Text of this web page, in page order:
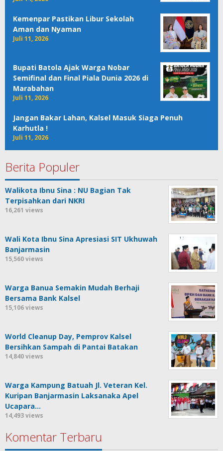
Kemenpar Pastikan Libur Sekolah
Aman dan Nyaman
Juli 11, 2026
Bupati Batola Ajak Warga Nobar
Semifinal dan Final Piala Dunia 2026 di
Marabahan
Juli 11, 2026
Jangan Bakar Lahan, Kalsel Masuk Siaga Penuh
Karhutla !
Juli 11, 2026
Berita Populer
Walikota Ibnu Sina : NU Bagian Tak
Terpisahkan dari NKRI
16,261 views
Wali Kota Ibnu Sina Apresiasi SIT Ukhuwah
Banjarmasin
15,560 views
Warga Banua Semakin Mudah Berhaji
Bersama Bank Kalsel
15,106 views
World Cleanup Day, Pemprov Kalsel
Bersihkan Sampah di Pantai Batakan
14,840 views
Warga Kampung Batuah Jl. Veteran Kel.
Kuripan Banjarmasin Laksanaka Apel
Ucapara…
14,493 views
Komentar Terbaru